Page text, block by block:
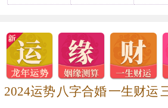
2024运势 八字合婚一生财运